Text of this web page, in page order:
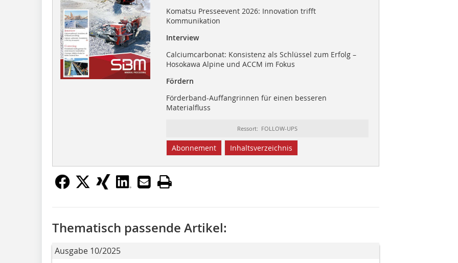
Komatsu Presseevent 2026: Innovation trifft
Kommunikation
Interview
Calciumcarbonat: Konsistenz als Schlüssel zum Erfolg –
Hosokawa Alpine und ACCM im Fokus
Fördern
Förderband-Auffangrinnen für einen besseren
Materialfluss
Ressort: FOLLOW-UPS
Abonnement Inhaltsverzeichnis
Thematisch passende Artikel:
Ausgabe 10/2025